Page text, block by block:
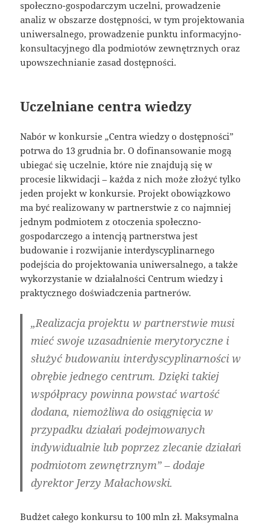
społeczno-gospodarczym uczelni, prowadzenie
analiz w obszarze dostępności, w tym projektowania
uniwersalnego, prowadzenie punktu informacyjno-
konsultacyjnego dla podmiotów zewnętrznych oraz
upowszechnianie zasad dostępności.
Uczelniane centra wiedzy
Nabór w konkursie „Centra wiedzy o dostępności”
potrwa do 13 grudnia br. O dofinansowanie mogą
ubiegać się uczelnie, które nie znajdują się w
procesie likwidacji – każda z nich może złożyć tylko
jeden projekt w konkursie. Projekt obowiązkowo
ma być realizowany w partnerstwie z co najmniej
jednym podmiotem z otoczenia społeczno-
gospodarczego a intencją partnerstwa jest
budowanie i rozwijanie interdyscyplinarnego
podejścia do projektowania uniwersalnego, a także
wykorzystanie w działalności Centrum wiedzy i
praktycznego doświadczenia partnerów.
„Realizacja projektu w partnerstwie musi
mieć swoje uzasadnienie merytoryczne i
służyć budowaniu interdyscyplinarności w
obrębie jednego centrum. Dzięki takiej
współpracy powinna powstać wartość
dodana, niemożliwa do osiągnięcia w
przypadku działań podejmowanych
indywidualnie lub poprzez zlecanie działań
podmiotom zewnętrznym” – dodaje
dyrektor Jerzy Małachowski.
Budżet całego konkursu to 100 mln zł. Maksymalna